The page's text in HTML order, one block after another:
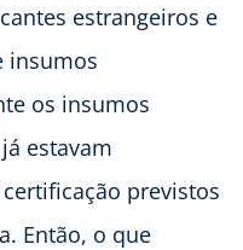
estrangeiros e
insumos
os insumos
estavam
previstos
Então, o que